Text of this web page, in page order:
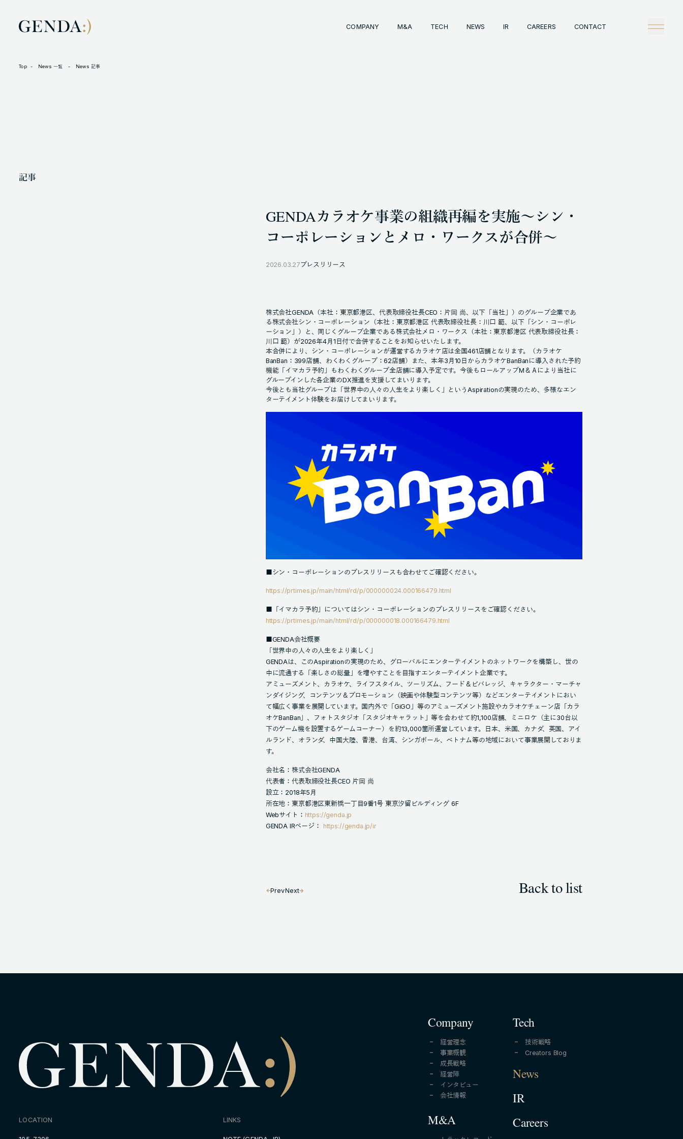
COMPANY M&A TECH NEWS IR CAREERS CONTACT
Company Tech
COPYRIGHT © GENDA INC. ALL RIGHTS RESERVED.
Top News 一覧 News 記事
記事
GENDAカラオケ事業の組織再編を実施～シン・
コーポレーションとメロ・ワークスが合併～
2026.03.27プレスリリース
株式会社GENDA（本社：東京都港区、代表取締役社長CEO：片岡 尚、以下「当社」）のグループ企業であ
る株式会社シン・コーポレーション（本社：東京都港区 代表取締役社長：川口 範、以下「シン・コーポレ
ーション」）と、同じくグループ企業である株式会社メロ・ワークス（本社：東京都港区 代表取締役社長：
川口 範）が2026年4月1日付で合併することをお知らせいたします。
本合併により、シン・コーポレーションが運営するカラオケ店は全国461店舗となります。（カラオケ
BanBan：399店舗、わくわくグループ：62店舗）また、本年3月10日からカラオケBanBanに導入された予約
機能「イマカラ予約」もわくわくグループ全店舗に導入予定です。今後もロールアップM＆Ａにより当社に
グループインした各企業のDX推進を支援してまいります。
今後とも当社グループは「世界中の人々の人生をより楽しく」というAspirationの実現のため、多様なエン
ターテイメント体験をお届けしてまいります。
■シン・コーポレーションのプレスリリースも合わせてご確認ください。
https://prtimes.jp/main/html/rd/p/000000024.000166479.html
■「イマカラ予約」についてはシン・コーポレーションのプレスリリースをご確認ください。
https://prtimes.jp/main/html/rd/p/000000018.000166479.html
■GENDA会社概要
「世界中の人々の人生をより楽しく」
GENDAは、このAspirationの実現のため、グローバルにエンターテイメントのネットワークを構築し、世の
中に流通する「楽しさの総量」を増やすことを目指すエンターテイメント企業です。
アミューズメント、カラオケ、ライフスタイル、ツーリズム、フード＆ビバレッジ、キャラクター・マーチャ
ンダイジング、コンテンツ＆プロモーション（映画や体験型コンテンツ等）などエンターテイメントにおい
て幅広く事業を展開しています。国内外で「GiGO」等のアミューズメント施設やカラオケチェーン店「カラ
オケBanBan」、フォトスタジオ「スタジオキャラット」等を合わせて約1,100店舗、ミニロケ（主に30台以
下のゲーム機を設置するゲームコーナー）を約13,000箇所運営しています。日本、米国、カナダ、英国、アイ
ルランド、オランダ、中国大陸、香港、台湾、シンガポール、ベトナム等の地域において事業展開しておりま
す。
会社名：株式会社GENDA
代表者：代表取締役社長CEO 片岡 尚
設立：2018年5月
所在地：東京都港区東新橋一丁目9番1号 東京汐留ビルディング 6F
Webサイト： https://genda.jp
GENDA IRページ： https://genda.jp/ir
PrevNext Back to list
Company
経営理念
事業概観
成長戦略
経営陣
インタビュー
会社情報
M&A
Tech
技術戦略
Creators Blog
News
IR
Careers
LOCATION LINKS